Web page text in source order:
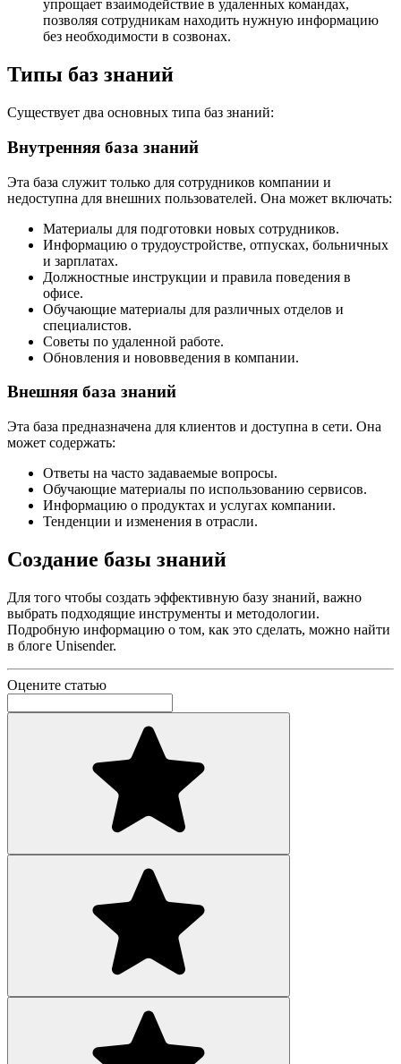
упрощает взаимодействие в удаленных командах,
позволяя сотрудникам находить нужную информацию
без необходимости в созвонах.
Типы баз знаний
Существует два основных типа баз знаний:
Внутренняя база знаний
Эта база служит только для сотрудников компании и
недоступна для внешних пользователей. Она может включать:
Материалы для подготовки новых сотрудников.
Информацию о трудоустройстве, отпусках, больничных
и зарплатах.
Должностные инструкции и правила поведения в
офисе.
Обучающие материалы для различных отделов и
специалистов.
Советы по удаленной работе.
Обновления и нововведения в компании.
Внешняя база знаний
Эта база предназначена для клиентов и доступна в сети. Она
может содержать:
Ответы на часто задаваемые вопросы.
Обучающие материалы по использованию сервисов.
Информацию о продуктах и услугах компании.
Тенденции и изменения в отрасли.
Создание базы знаний
Для того чтобы создать эффективную базу знаний, важно
выбрать подходящие инструменты и методологии.
Подробную информацию о том, как это сделать, можно найти
в блоге Unisender.
Оцените статью